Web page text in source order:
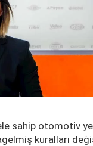
sahip otomotiv
kuralları